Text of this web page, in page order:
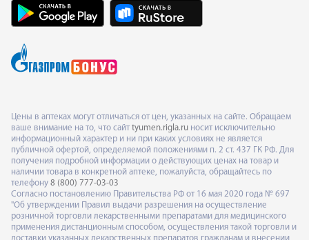
Цены в аптеках могут отличаться от цен, указанных на сайте. Обращаем
ваше внимание на то, что сайт tyumen.rigla.ru носит исключительно
информационный характер и ни при каких условиях не является
публичной офертой, определяемой положениями п. 2 ст. 437 ГК РФ. Для
получения подробной информации о действующих ценах на товар и
наличии товара в конкретной аптеке, пожалуйста, обращайтесь по
телефону 8 (800) 777-03-03
Согласно постановлению Правительства РФ от 16 мая 2020 года № 697
"Об утверждении Правил выдачи разрешения на осуществление
розничной торговли лекарственными препаратами для медицинского
применения дистанционным способом, осуществления такой торговли и